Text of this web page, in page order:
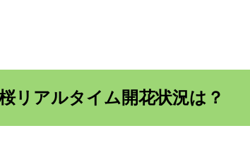
リアルタイム開花状況は？